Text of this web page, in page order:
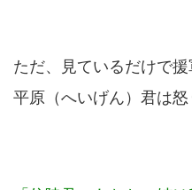
ただ、見ているだけで
平原（へいげん）君は怒